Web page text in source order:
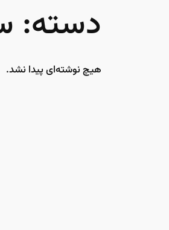
دسته:
هیچ نوشته‌ای پیدا نشد.